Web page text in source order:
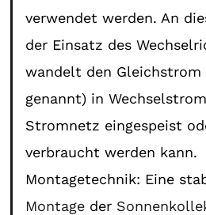
verwendet werden. An
der Einsatz des
wandelt den Gleichstrom
genannt) in
Stromnetz eingespeist
verbraucht werden kann.
Montagetechnik: Eine
Montage der